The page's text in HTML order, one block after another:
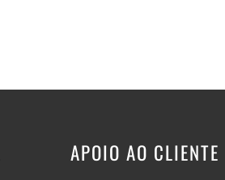
APOIO AO CLIENTE